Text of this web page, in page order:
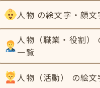
人物 の絵文字・顔
人物（職業・役割）
一覧
人物（活動） の絵